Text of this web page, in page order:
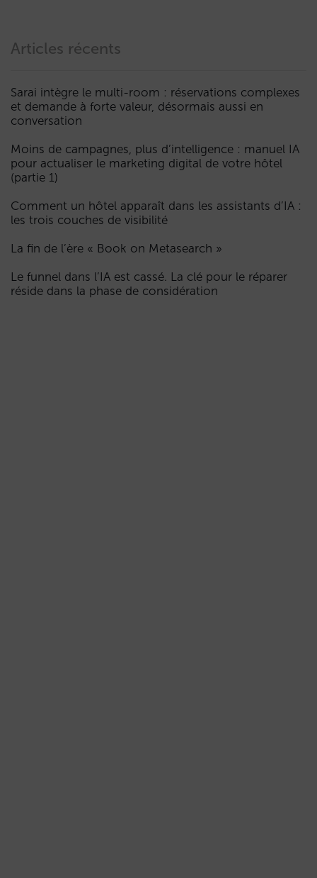
Articles récents
Sarai intègre le multi-room : réservations complexes
et demande à forte valeur, désormais aussi en
conversation
Moins de campagnes, plus d’intelligence : manuel IA
pour actualiser le marketing digital de votre hôtel
(partie 1)
Comment un hôtel apparaît dans les assistants d’IA :
les trois couches de visibilité
La fin de l’ère « Book on Metasearch »
Le funnel dans l’IA est cassé. La clé pour le réparer
réside dans la phase de considération